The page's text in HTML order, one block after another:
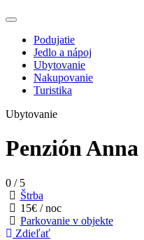
Prepnúť
navigáciuPodujatie
Jedlo a nápoj
Ubytovanie
Nakupovanie
Turistika
Ubytovanie
Penzión Anna
0 /5
Štrba
15€ / noc
Parkovanie v objekte
Zdieľať